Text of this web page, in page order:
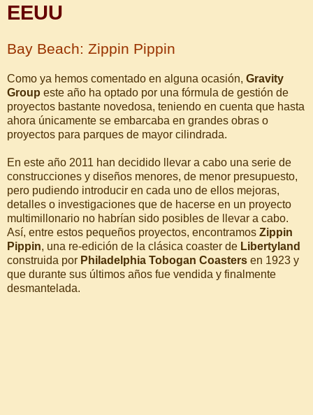
EEUU
Bay Beach: Zippin Pippin
Como ya hemos comentado en alguna ocasión, Gravity
Group este año ha optado por una fórmula de gestión de
proyectos bastante novedosa, teniendo en cuenta que hasta
ahora únicamente se embarcaba en grandes obras o
proyectos para parques de mayor cilindrada.
En este año 2011 han decidido llevar a cabo una serie de
construcciones y diseños menores, de menor presupuesto,
pero pudiendo introducir en cada uno de ellos mejoras,
detalles o investigaciones que de hacerse en un proyecto
multimillonario no habrían sido posibles de llevar a cabo.
Así, entre estos pequeños proyectos, encontramos Zippin
Pippin, una re-edición de la clásica coaster de Libertyland
construida por Philadelphia Tobogan Coasters en 1923 y
que durante sus últimos años fue vendida y finalmente
desmantelada.